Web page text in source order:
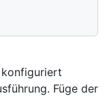
Füge der